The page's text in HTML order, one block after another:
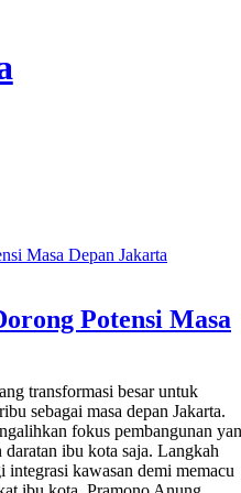
Potensi Masa
transformasi besar untuk
sebagai masa depan Jakarta.
fokus pembangunan
ibu kota saja. Langkah
integrasi kawasan demi memacu